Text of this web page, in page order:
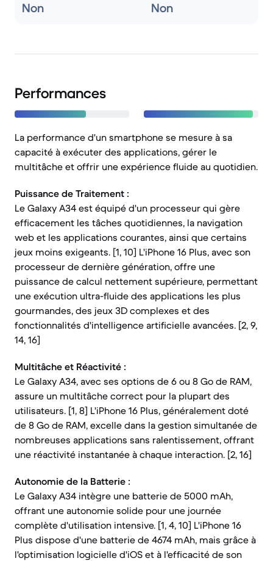
Non Non
Performances
La performance d'un smartphone se mesure à sa
capacité à exécuter des applications, gérer le
multitâche et offrir une expérience fluide au quotidien.
Puissance de Traitement :
Le Galaxy A34 est équipé d'un processeur qui gère
efficacement les tâches quotidiennes, la navigation
web et les applications courantes, ainsi que certains
jeux moins exigeants. [1, 10] L'iPhone 16 Plus, avec son
processeur de dernière génération, offre une
puissance de calcul nettement supérieure, permettant
une exécution ultra-fluide des applications les plus
gourmandes, des jeux 3D complexes et des
fonctionnalités d'intelligence artificielle avancées. [2, 9,
14, 16]
Multitâche et Réactivité :
Le Galaxy A34, avec ses options de 6 ou 8 Go de RAM,
assure un multitâche correct pour la plupart des
utilisateurs. [1, 8] L'iPhone 16 Plus, généralement doté
de 8 Go de RAM, excelle dans la gestion simultanée de
nombreuses applications sans ralentissement, offrant
une réactivité instantanée à chaque interaction. [2, 16]
Autonomie de la Batterie :
Le Galaxy A34 intègre une batterie de 5000 mAh,
offrant une autonomie solide pour une journée
complète d'utilisation intensive. [1, 4, 10] L'iPhone 16
Plus dispose d'une batterie de 4674 mAh, mais grâce à
l'optimisation logicielle d'iOS et à l'efficacité de son